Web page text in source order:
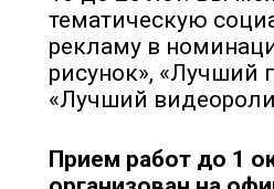
тематическую
рекламу в
рисунок», «Лучший
«Лучший
Прием работ до 1